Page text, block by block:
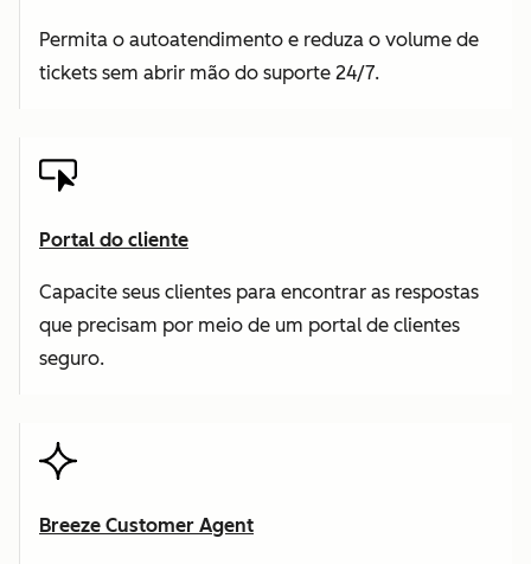
Permita o autoatendimento e reduza o volume de
tickets sem abrir mão do suporte 24/7.
Portal do cliente
Capacite seus clientes para encontrar as respostas
que precisam por meio de um portal de clientes
seguro.
Breeze Customer Agent